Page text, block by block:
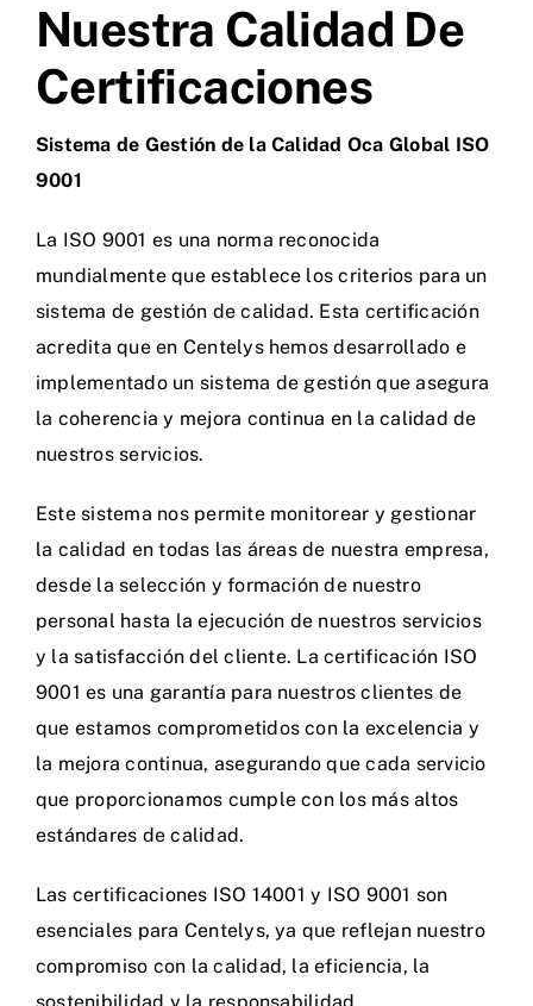
Nuestra Calidad De
Certificaciones
Sistema de Gestión de la Calidad Oca Global ISO
9001
La ISO 9001 es una norma reconocida
mundialmente que establece los criterios para un
sistema de gestión de calidad. Esta certificación
acredita que en Centelys hemos desarrollado e
implementado un sistema de gestión que asegura
la coherencia y mejora continua en la calidad de
nuestros servicios.
Este sistema nos permite monitorear y gestionar
la calidad en todas las áreas de nuestra empresa,
desde la selección y formación de nuestro
personal hasta la ejecución de nuestros servicios
y la satisfacción del cliente. La certificación ISO
9001 es una garantía para nuestros clientes de
que estamos comprometidos con la excelencia y
la mejora continua, asegurando que cada servicio
que proporcionamos cumple con los más altos
estándares de calidad.
Las certificaciones ISO 14001 y ISO 9001 son
esenciales para Centelys, ya que reflejan nuestro
compromiso con la calidad, la eficiencia, la